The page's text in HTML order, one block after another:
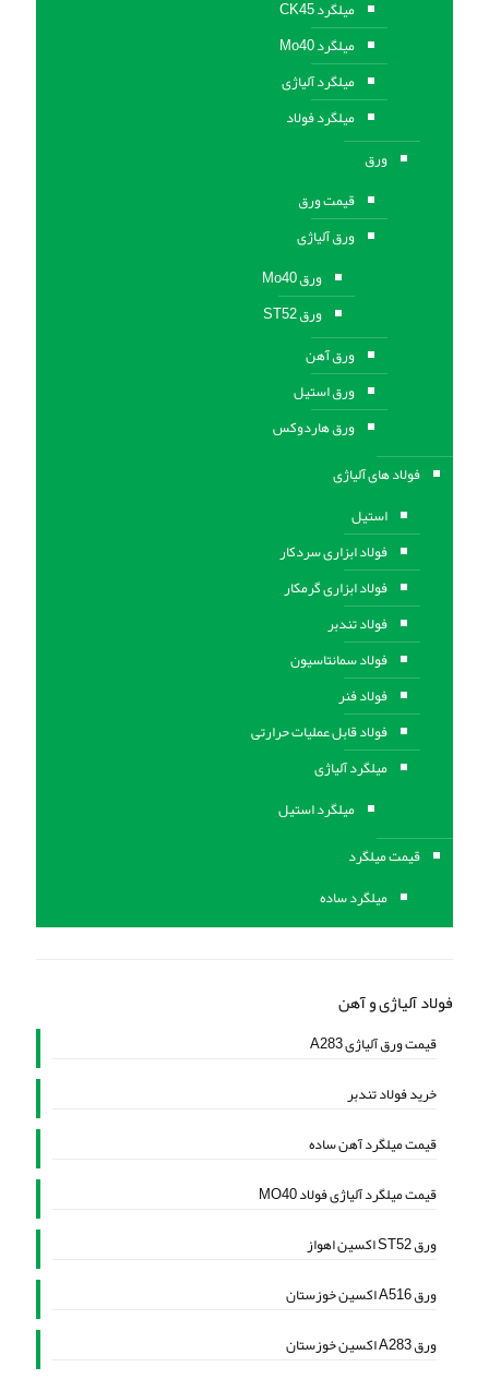
میلگرد CK45
میلگرد Mo40
میلگرد آلیاژی
میلگرد فولاد
ورق
قیمت ورق
ورق آلیاژی
ورق Mo40
ورق ST52
ورق آهن
ورق استيل
ورق هاردوکس
فولاد های آلیاژی
استیل
فولاد ابزاری سردکار
فولاد ابزاری گرمکار
فولاد تندبر
فولاد سمانتاسیون
فولاد فنر
فولاد قابل عملیات حرارتی
ميلگرد آلیاژی
میلگرد استیل
قیمت میلگرد
میلگرد ساده
فولاد آلیاژی و آهن
قیمت ورق آلیاژی A283
خرید فولاد تندبر
قیمت میلگرد آهن ساده
قیمت میلگرد آلیاژی فولاد MO40
ورق ST52 اکسین اهواز
ورق A516 اکسین خوزستان
ورق A283 اکسین خوزستان